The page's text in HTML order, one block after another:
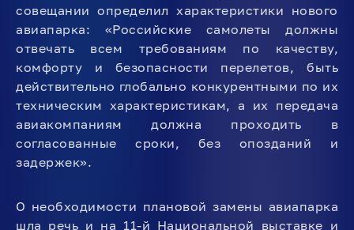
совещании определил характеристики нового
авиапарка: «Российские самолеты должны
отвечать всем требованиям по качеству,
комфорту и безопасности перелетов, быть
действительно глобально конкурентными по их
техническим характеристикам, а их передача
авиакомпаниям должна проходить в
согласованные сроки, без опозданий и
задержек».
О необходимости плановой замены авиапарка
шла речь и на 11-й Национальной выставке и